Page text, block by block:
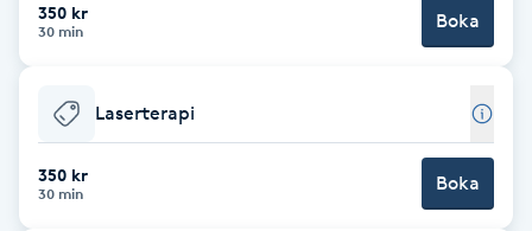
Blowout
Brynfärgning
350 kr
30 min Boka
Laserterapi
350 kr
30 min Boka